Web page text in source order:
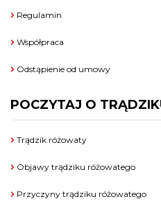
Regulamin
Współpraca
Odstąpienie od umowy
POCZYTAJ O
Trądzik różowaty
Objawy trądziku różowatego
Przyczyny trądziku różowatego